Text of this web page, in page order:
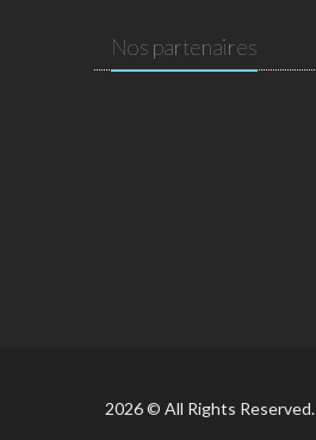
Nos partenaires
2026 © All Rights Reserved.